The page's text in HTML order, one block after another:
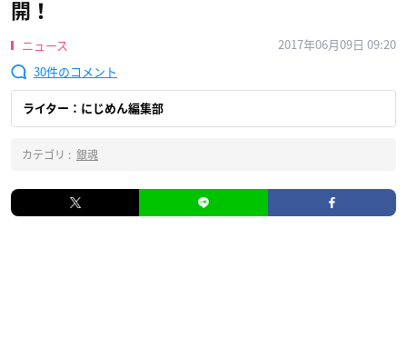
開！
ニュース
2017年06月09日 09:20
30
ライター：にじめん編集部
カテゴリ : 銀魂